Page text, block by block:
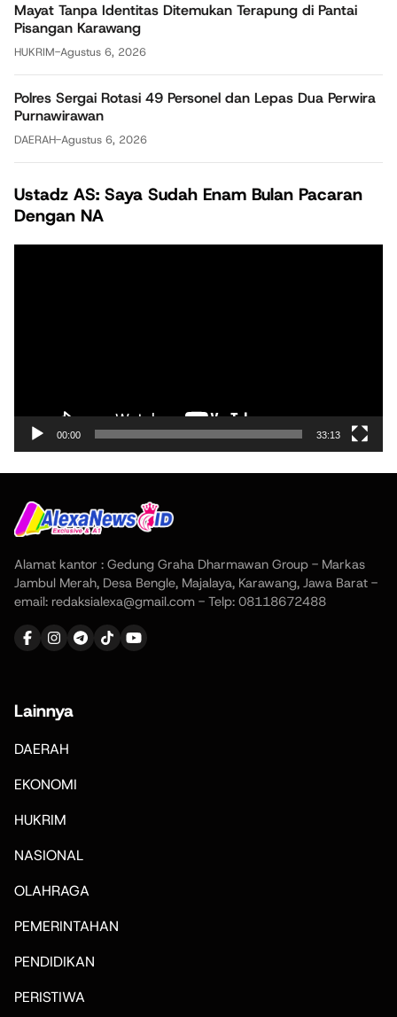
Mayat Tanpa Identitas Ditemukan Terapung di Pantai
Pisangan Karawang
HUKRIM-Agustus 6, 2026
Polres Sergai Rotasi 49 Personel dan Lepas Dua Perwira
Purnawirawan
DAERAH-Agustus 6, 2026
Ustadz AS: Saya Sudah Enam Bulan Pacaran
Dengan NA
00:00 33:13
Alamat kantor : Gedung Graha Dharmawan Group - Markas
Jambul Merah, Desa Bengle, Majalaya, Karawang, Jawa Barat -
email: redaksialexa@gmail.com - Telp: 08118672488
Lainnya
DAERAH
EKONOMI
HUKRIM
NASIONAL
OLAHRAGA
PEMERINTAHAN
PENDIDIKAN
PERISTIWA